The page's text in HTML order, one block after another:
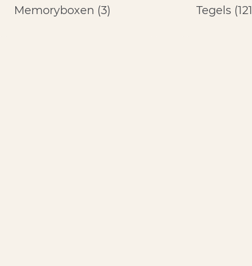
Memoryboxen (3) Tegels